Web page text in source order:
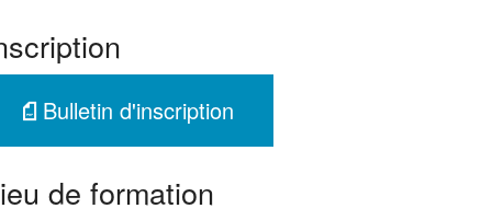
Bulletin d'inscription
de formation